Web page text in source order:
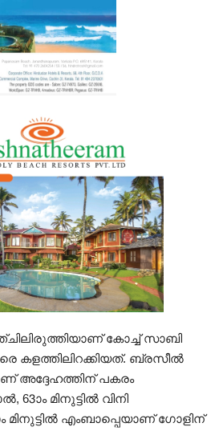
കോച്ച് സാബി
കളത്തിലിറക്കിയത്. ബ്രസീല്‍
അദ്ദേഹത്തിന് പകരം
63ാം മിനുട്ടില്‍ വിനി
മിനുട്ടില്‍ എംബാപ്പെയാണ് ഗോളിന്